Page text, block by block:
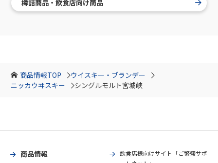
商品情報TOP
ウイスキー・ブランデー
ニッカウヰスキー
シングルモルト宮城峡
樽詰商品・飲食店向け商品
商品情報
飲食店様向けサイト「ご繁盛サポ